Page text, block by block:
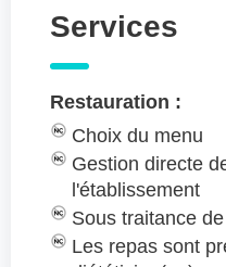
Services
Restauration :
Choix du menu
Gestion directe
l'établissement
Sous traitance
Les repas sont